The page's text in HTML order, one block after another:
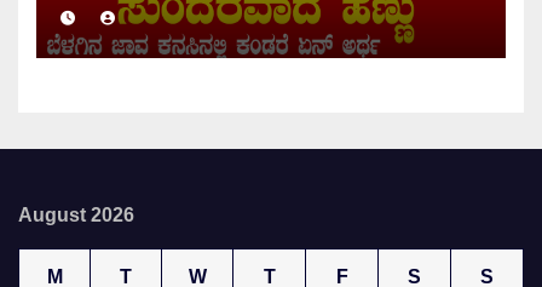
August 2026
M T W T F S S